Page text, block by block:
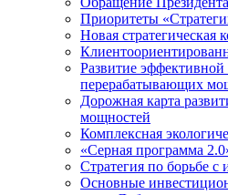
Приоритеты
Новая стратегическая
Развитие
перерабатывающих
Дорожная карта
мощностей
Комплексная
«Серная программа
Стратегия по борьбе с
Основные